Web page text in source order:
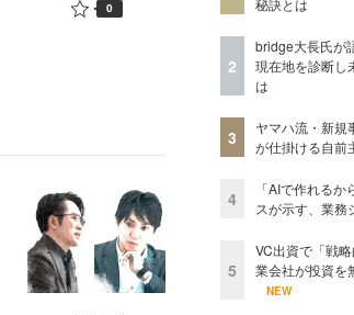
0
秘訣とは
2
bridge大長氏が
現在地を診断し
は
3
ヤマハ流・新規
が仕掛ける自前
4
「AIで作れる
スが示す、業務
5
VC出資で「戦
業会社が投資を
NEW